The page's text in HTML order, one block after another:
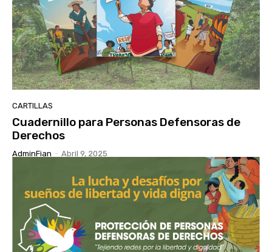
CARTILLAS
Cuadernillo para Personas Defensoras de
Derechos
AdminFian - Abril 9, 2025